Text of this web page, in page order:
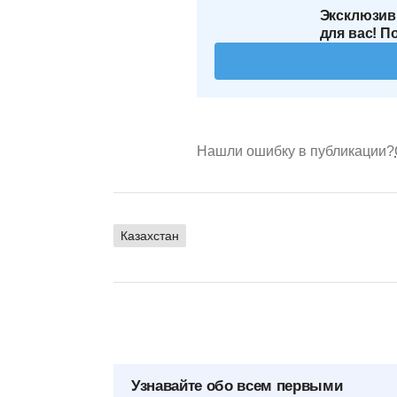
для вас!
Нашли ошибку в публикации?
Казахстан
Узнавайте обо всем первыми